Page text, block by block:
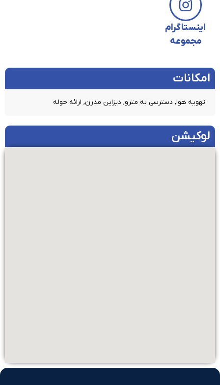
اینستاگرام
مجموعه
امکانات​
تهویه هوا, دسترسی به مترو, دیزاین مدرن, ارائه حوله
لوکیشن